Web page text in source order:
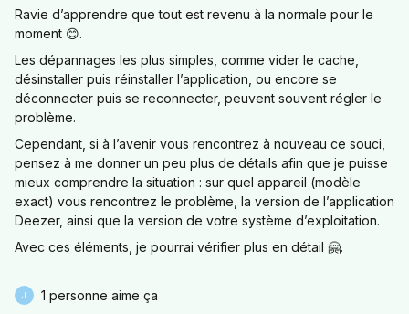
Ravie d’apprendre que tout est revenu à la normale pour le
moment 😊.
Les dépannages les plus simples, comme vider le cache,
désinstaller puis réinstaller l’application, ou encore se
déconnecter puis se reconnecter, peuvent souvent régler le
problème.
Cependant, si à l’avenir vous rencontrez à nouveau ce souci,
pensez à me donner un peu plus de détails afin que je puisse
mieux comprendre la situation : sur quel appareil (modèle
exact) vous rencontrez le problème, la version de l’application
Deezer, ainsi que la version de votre système d’exploitation.
Avec ces éléments, je pourrai vérifier plus en détail 🤗.
J 1 personne aime ça